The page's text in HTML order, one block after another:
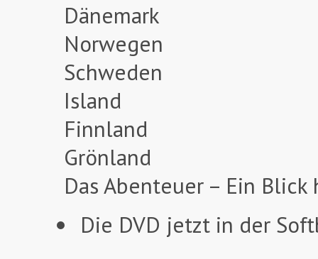
Dänemark
Norwegen
Schweden
Island
Finnland
Grönland
Das Abenteuer – Ein
Die DVD jetzt in der